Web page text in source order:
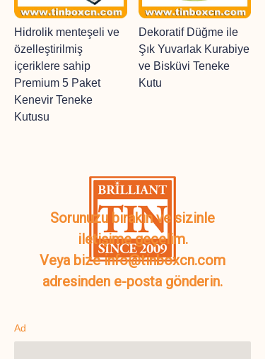
Hidrolik menteşeli ve
özelleştirilmiş
içeriklere sahip
Premium 5 Paket
Kenevir Teneke
Kutusu
Dekoratif Düğme ile
Şık Yuvarlak Kurabiye
ve Bisküvi Teneke
Kutu
Sorunuzu bırakın ve sizinle
iletişime geçelim.
Veya bize info@tinboxcn.com
adresinden e-posta gönderin.
Ad